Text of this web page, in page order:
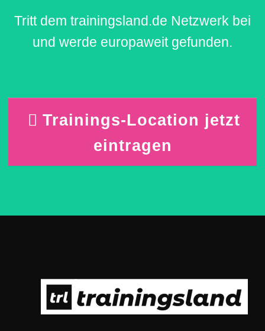
Tritt dem trainingsland.de Netzwerk bei
und werde europaweit gefunden.
Trainings-Location jetzt
eintragen